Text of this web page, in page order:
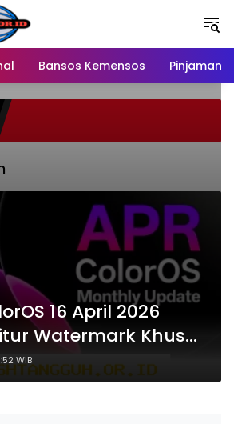
Bansos Kemensos Pinjaman
16 April 2026
Watermark Khusus
League dari
21 Apr 2026 15:52 WIB